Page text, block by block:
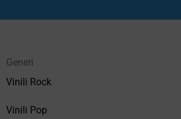
Generi
Vinili Rock
Vinili Pop